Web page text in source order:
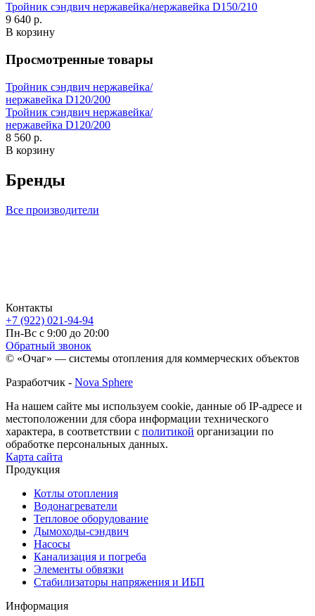
Тройник сэндвич нержавейка/нержавейка D150/210
9 640 р.
В корзину
Просмотренные товары
Тройник сэндвич нержавейка/
нержавейка D120/200
Тройник сэндвич нержавейка/
нержавейка D120/200
8 560 р.
В корзину
Бренды
Все производители
Контакты
+7 (922) 021-94-94
Пн-Вс с 9:00 до 20:00
Обратный звонок
© «Очаг» — системы отопления для коммерческих объектов
Разработчик - Nova Sphere
На нашем сайте мы используем cookie, данные об IP-адресе и
местоположении для сбора информации технического
характера, в соответствии с политикой организации по
обработке персональных данных.
Карта сайта
Продукция
Котлы отопления
Водонагреватели
Тепловое оборудование
Дымоходы-сэндвич
Насосы
Канализация и погреба
Элементы обвязки
Стабилизаторы напряжения и ИБП
Информация